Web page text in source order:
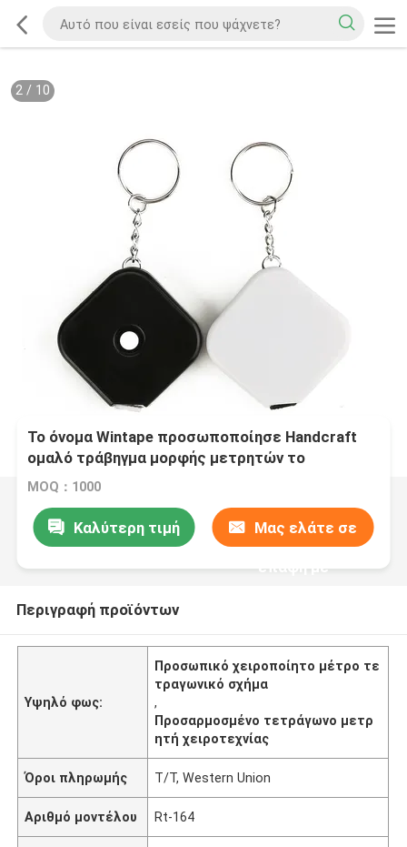
2/ 10
Το όνομα Wintape προσωποποίησε Handcraft
ομαλό τράβηγμα μορφής μετρητών το
τετραγωνικό και αποσύρει την ταινία μέτρων
MOQ：1000
Καλύτερη τιμή Μας ελάτε σε
επαφή με
Περιγραφή προϊόντων
Υψηλό φως:
Προσωπικό χειροποίητο μέτρο τε
τραγωνικό σχήμα
,
Προσαρμοσμένο τετράγωνο μετρ
ητή χειροτεχνίας
Όροι πληρωμής T/T, Western Union
Αριθμό μοντέλου Rt-164